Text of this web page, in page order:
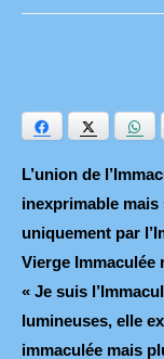
Facebook Twitter
L’union de
inexprimable
uniquement par
Vierge Immaculée
« Je suis
lumineuses, elle
immaculée mais